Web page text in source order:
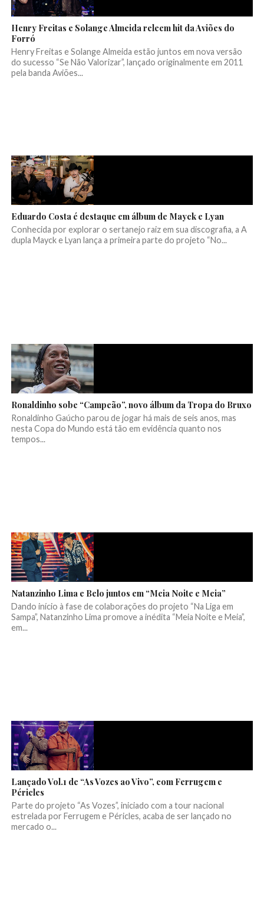
Henry Freitas e Solange Almeida releem hit da Aviões do
Forró
Henry Freitas e Solange Almeida estão juntos em nova versão
do sucesso “Se Não Valorizar”, lançado originalmente em 2011
pela banda Aviões...
Eduardo Costa é destaque em álbum de Mayck e Lyan
Conhecida por explorar o sertanejo raiz em sua discografia, a A
dupla Mayck e Lyan lança a primeira parte do projeto “No...
Ronaldinho sobe “Campeão”, novo álbum da Tropa do Bruxo
Ronaldinho Gaúcho parou de jogar há mais de seis anos, mas
nesta Copa do Mundo está tão em evidência quanto nos
tempos...
Natanzinho Lima e Belo juntos em “Meia Noite e Meia”
Dando início à fase de colaborações do projeto “Na Liga em
Sampa”, Natanzinho Lima promove a inédita “Meia Noite e Meia”,
em...
Lançado Vol.1 de “As Vozes ao Vivo”, com Ferrugem e
Péricles
Parte do projeto “As Vozes”, iniciado com a tour nacional
estrelada por Ferrugem e Péricles, acaba de ser lançado no
mercado o...